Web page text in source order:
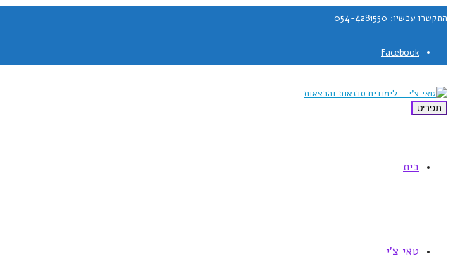
התקשרו עכשיו: 054-4281550
Facebook
תפריט
בית
טאי צ'י